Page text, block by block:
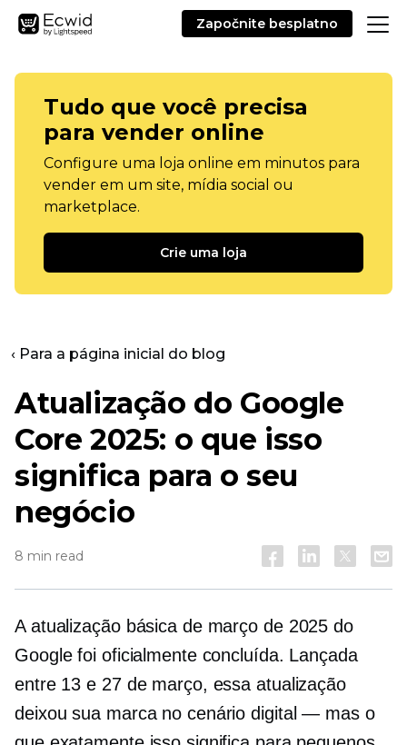
Započnite besplatno
Tudo que você precisa
para vender online
Configure uma loja online em minutos para
vender em um site, mídia social ou
marketplace.
Crie uma loja
‹ Para a página inicial do blog
Atualização do Google
Core 2025: o que isso
significa para o seu
negócio
8 min read
A atualização básica de março de 2025 do
Google foi oficialmente concluída. Lançada
entre 13 e 27 de março, essa atualização
deixou sua marca no cenário digital — mas o